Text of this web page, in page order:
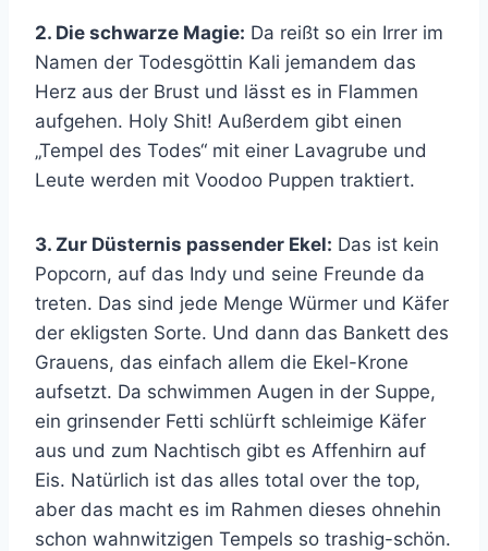
2. Die schwarze Magie: Da reißt so ein Irrer im
Namen der Todesgöttin Kali jemandem das
Herz aus der Brust und lässt es in Flammen
aufgehen. Holy Shit! Außerdem gibt einen
„Tempel des Todes“ mit einer Lavagrube und
Leute werden mit Voodoo Puppen traktiert.
3. Zur Düsternis passender Ekel: Das ist kein
Popcorn, auf das Indy und seine Freunde da
treten. Das sind jede Menge Würmer und Käfer
der ekligsten Sorte. Und dann das Bankett des
Grauens, das einfach allem die Ekel-Krone
aufsetzt. Da schwimmen Augen in der Suppe,
ein grinsender Fetti schlürft schleimige Käfer
aus und zum Nachtisch gibt es Affenhirn auf
Eis. Natürlich ist das alles total over the top,
aber das macht es im Rahmen dieses ohnehin
schon wahnwitzigen Tempels so trashig-schön.